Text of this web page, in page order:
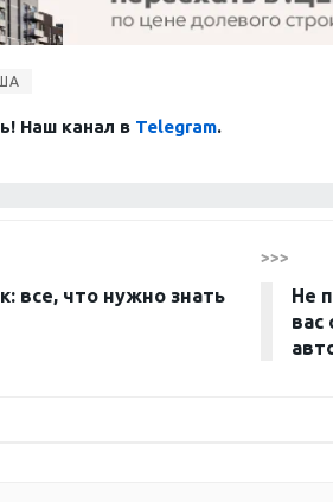
Наш канал в Telegram.
все, что нужно знать
>>>
Не
вас